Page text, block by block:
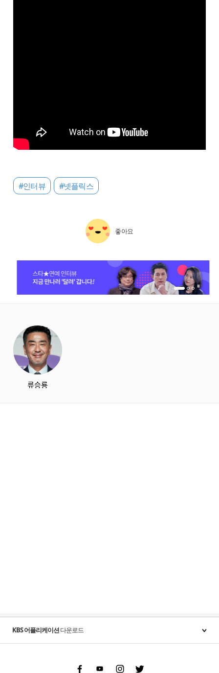
#인터뷰 #넷플릭스
좋아요
1번 배너 보기
2번 배너 보기
3번 배너 보기
류승룡
KBS 어플리케이션다운로드
FacebookYoutubeInstgram Twitter